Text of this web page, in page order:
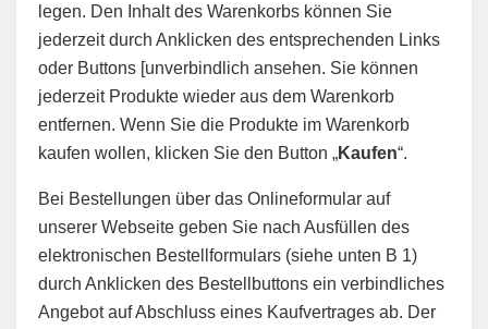
legen. Den Inhalt des Warenkorbs können Sie
jederzeit durch Anklicken des entsprechenden Links
oder Buttons [unverbindlich ansehen. Sie können
jederzeit Produkte wieder aus dem Warenkorb
entfernen. Wenn Sie die Produkte im Warenkorb
kaufen wollen, klicken Sie den Button „Kaufen“.
Bei Bestellungen über das Onlineformular auf
unserer Webseite geben Sie nach Ausfüllen des
elektronischen Bestellformulars (siehe unten B 1)
durch Anklicken des Bestellbuttons ein verbindliches
Angebot auf Abschluss eines Kaufvertrages ab. Der